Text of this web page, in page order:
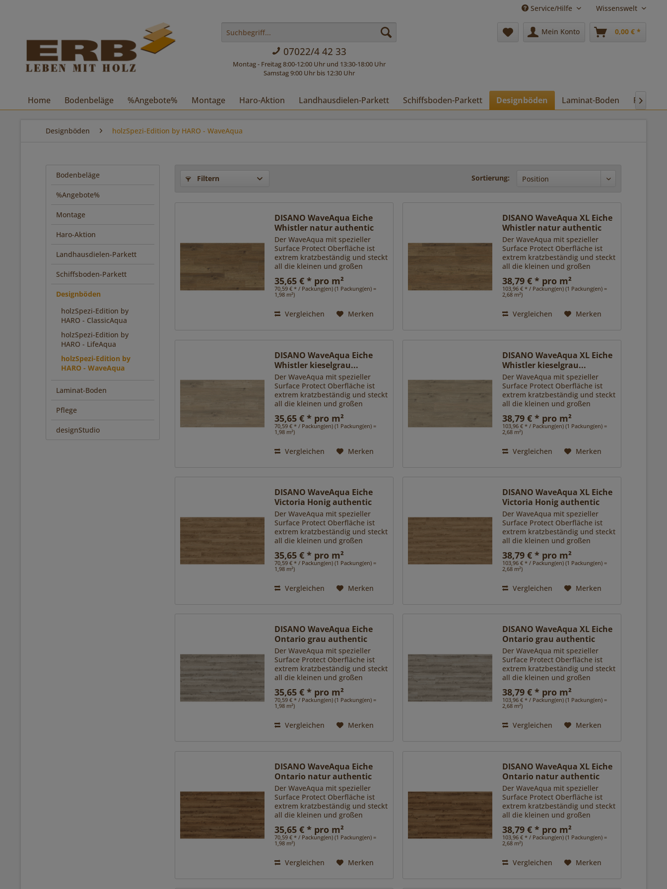
Service/Hilfe Wissenswelt
07022/4 42 33
Montag - Freitag 8:00-12:00 Uhr und 13:30-18:00 Uhr
Samstag 9:00 Uhr bis 12:30 Uhr
Mein Konto 0,00 € *
Home Bodenbeläge %Angebote% Montage Haro-Aktion Landhausdielen-Parkett Schiffsboden-Parkett Designböden Laminat-Boden Pflege

Designböden holzSpezi-Edition by HARO - WaveAqua
Bodenbeläge
%Angebote%
Montage
Haro-Aktion
Landhausdielen-Parkett
Schiffsboden-Parkett
Designböden
holzSpezi-Edition by
HARO - ClassicAqua
holzSpezi-Edition by
HARO - LifeAqua
holzSpezi-Edition by
HARO - WaveAqua
Laminat-Boden
Pflege
designStudio
Filtern Sortierung:
DISANO WaveAqua Eiche
Whistler natur authentic
Der WaveAqua mit spezieller
Surface Protect Oberfläche ist
extrem kratzbeständig und steckt
all die kleinen und großen
Herausforderungen des Alltags
locker weg. Zudem ist er dank
Nässeschutz unempfindlich
Das...
35,65 € * pro m²
70,59 € * / Packung(en) (1 Packung(en) =
1,98 m²)
Vergleichen Merken
DISANO WaveAqua XL Eiche
Whistler natur authentic
Der WaveAqua mit spezieller
Surface Protect Oberfläche ist
extrem kratzbeständig und steckt
all die kleinen und großen
Herausforderungen des Alltags
locker weg. Zudem ist er dank
Nässeschutz unempfindlich
Das...
38,79 € * pro m²
103,96 € * / Packung(en) (1 Packung(en) =
2,68 m²)
Vergleichen Merken
DISANO WaveAqua Eiche
Whistler kieselgrau...
Der WaveAqua mit spezieller
Surface Protect Oberfläche ist
extrem kratzbeständig und steckt
all die kleinen und großen
Herausforderungen des Alltags
locker weg. Zudem ist er dank
Nässeschutz unempfindlich
Das...
35,65 € * pro m²
70,59 € * / Packung(en) (1 Packung(en) =
1,98 m²)
Vergleichen Merken
DISANO WaveAqua XL Eiche
Whistler kieselgrau...
Der WaveAqua mit spezieller
Surface Protect Oberfläche ist
extrem kratzbeständig und steckt
all die kleinen und großen
Herausforderungen des Alltags
locker weg. Zudem ist er dank
Nässeschutz unempfindlich
Das...
38,79 € * pro m²
103,96 € * / Packung(en) (1 Packung(en) =
2,68 m²)
Vergleichen Merken
DISANO WaveAqua Eiche
Victoria Honig authentic
Der WaveAqua mit spezieller
Surface Protect Oberfläche ist
extrem kratzbeständig und steckt
all die kleinen und großen
Herausforderungen des Alltags
locker weg. Zudem ist er dank
Nässeschutz unempfindlich
Das...
35,65 € * pro m²
70,59 € * / Packung(en) (1 Packung(en) =
1,98 m²)
Vergleichen Merken
DISANO WaveAqua XL Eiche
Victoria Honig authentic
Der WaveAqua mit spezieller
Surface Protect Oberfläche ist
extrem kratzbeständig und steckt
all die kleinen und großen
Herausforderungen des Alltags
locker weg. Zudem ist er dank
Nässeschutz unempfindlich
Das...
38,79 € * pro m²
103,96 € * / Packung(en) (1 Packung(en) =
2,68 m²)
Vergleichen Merken
DISANO WaveAqua Eiche
Ontario grau authentic
Der WaveAqua mit spezieller
Surface Protect Oberfläche ist
extrem kratzbeständig und steckt
all die kleinen und großen
Herausforderungen des Alltags
locker weg. Zudem ist er dank
Nässeschutz unempfindlich
Das...
35,65 € * pro m²
70,59 € * / Packung(en) (1 Packung(en) =
1,98 m²)
Vergleichen Merken
DISANO WaveAqua XL Eiche
Ontario grau authentic
Der WaveAqua mit spezieller
Surface Protect Oberfläche ist
extrem kratzbeständig und steckt
all die kleinen und großen
Herausforderungen des Alltags
locker weg. Zudem ist er dank
Nässeschutz unempfindlich
Das...
38,79 € * pro m²
103,96 € * / Packung(en) (1 Packung(en) =
2,68 m²)
Vergleichen Merken
DISANO WaveAqua Eiche
Ontario natur authentic
Der WaveAqua mit spezieller
Surface Protect Oberfläche ist
extrem kratzbeständig und steckt
all die kleinen und großen
Herausforderungen des Alltags
locker weg. Zudem ist er dank
Nässeschutz unempfindlich
Das...
35,65 € * pro m²
70,59 € * / Packung(en) (1 Packung(en) =
1,98 m²)
Vergleichen Merken
DISANO WaveAqua XL Eiche
Ontario natur authentic
Der WaveAqua mit spezieller
Surface Protect Oberfläche ist
extrem kratzbeständig und steckt
all die kleinen und großen
Herausforderungen des Alltags
locker weg. Zudem ist er dank
Nässeschutz unempfindlich
Das...
38,79 € * pro m²
103,96 € * / Packung(en) (1 Packung(en) =
2,68 m²)
Vergleichen Merken